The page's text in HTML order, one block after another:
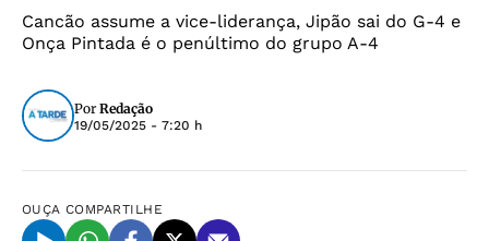
Cancão assume a vice-liderança, Jipão sai do G-4 e
Onça Pintada é o penúltimo do grupo A-4
Por Redação
19/05/2025 - 7:20 h
OUÇA COMPARTILHE